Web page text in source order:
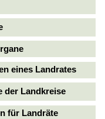
eines Landrates
der Landkreise
für Landräte